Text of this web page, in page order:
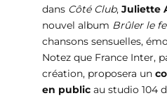
dans Côté Club, Juliette
nouvel album Brûler le
chansons sensuelles,
Notez que France Inter,
création, proposera un
en public au studio 104